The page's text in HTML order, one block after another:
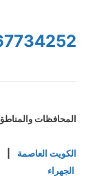
المحافظات
الكويت العاصمة
الجهراء